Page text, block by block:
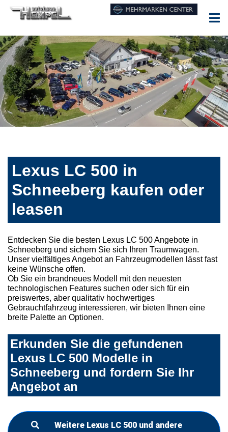
Lexus LC 500 in
Schneeberg kaufen oder
leasen
Entdecken Sie die besten Lexus LC 500 Angebote in
Schneeberg und sichern Sie sich Ihren Traumwagen.
Unser vielfältiges Angebot an Fahrzeugmodellen lässt fast
keine Wünsche offen.
Ob Sie ein brandneues Modell mit den neuesten
technologischen Features suchen oder sich für ein
preiswertes, aber qualitativ hochwertiges
Gebrauchtfahrzeug interessieren, wir bieten Ihnen eine
breite Palette an Optionen.
Erkunden Sie die gefundenen
Lexus LC 500 Modelle in
Schneeberg und fordern Sie Ihr
Angebot an
Weitere Lexus LC 500 und andere